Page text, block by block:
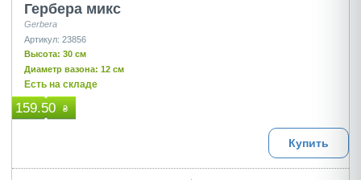
Гербера микс
Gerbera
Артикул: 23856
Высота: 30 см
Диаметр вазона: 12 см
Есть на складе
159.50 ₴
Купить